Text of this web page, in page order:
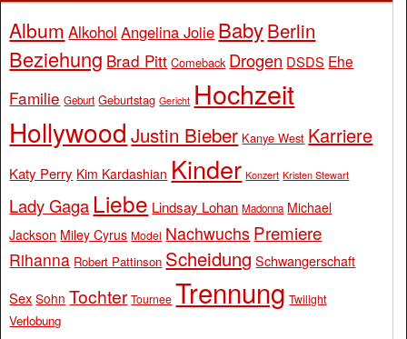
Album Alkohol Angelina Jolie BabyBerlin
Beziehung Brad Pitt Comeback Drogen DSDS Ehe
Familie Geburt Geburtstag Gericht Hochzeit
Hollywood Justin Bieber Kanye West Karriere
Katy Perry Kim Kardashian Kinder Konzert Kristen Stewart
Lady Gaga Liebe Lindsay Lohan Madonna Michael
Jackson Miley Cyrus Model Nachwuchs Premiere
Rihanna Robert Pattinson Scheidung Schwangerschaft
Sex Sohn Tochter Tournee Trennung Twilight
Verlobung